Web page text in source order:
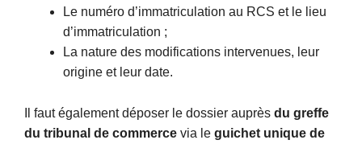
Le numéro d’immatriculation au RCS et le lieu
d’immatriculation ;
La nature des modifications intervenues, leur
origine et leur date.
Il faut également déposer le dossier auprès du greffe
du tribunal de commerce via le guichet unique de